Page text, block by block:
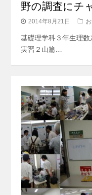
野の調査にチ
2014年8月21日
基礎理学科３年生理
実習２山篇…